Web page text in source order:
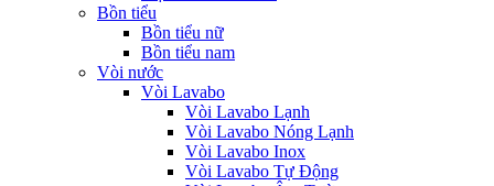
Bồn tiểu
Bồn tiểu nữ
Bồn tiểu nam
Vòi nước
Vòi Lavabo
Vòi Lavabo Lạnh
Vòi Lavabo Nóng Lạnh
Vòi Lavabo Inox
Vòi Lavabo Tự Động